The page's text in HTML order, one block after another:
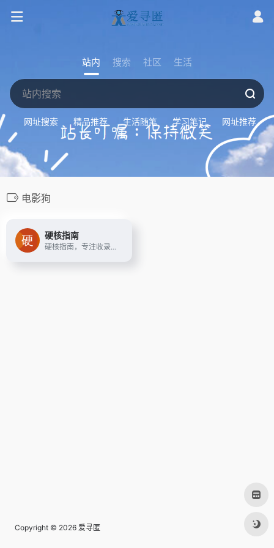
站内 搜索 社区 生活
网址搜索 精品推荐 生活随笔 学习笔记 网址推荐
电影狗
硬核指南
硬核指南，专注收录免费且优质的影音娱乐网站，精选全网高清电影、二次元、音乐、游戏、壁纸、电子书的免费网站和APP，让你的娱乐生活「硬核」起来！硬核指南，够高清才是真硬核！
Copyright © 2026 爱寻匿